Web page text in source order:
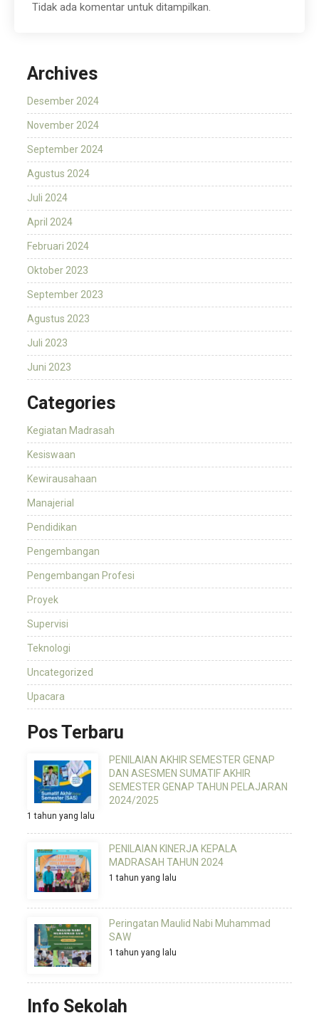
Tidak ada komentar untuk ditampilkan.
Archives
Desember 2024
November 2024
September 2024
Agustus 2024
Juli 2024
April 2024
Februari 2024
Oktober 2023
September 2023
Agustus 2023
Juli 2023
Juni 2023
Categories
Kegiatan Madrasah
Kesiswaan
Kewirausahaan
Manajerial
Pendidikan
Pengembangan
Pengembangan Profesi
Proyek
Supervisi
Teknologi
Uncategorized
Upacara
Pos Terbaru
PENILAIAN AKHIR SEMESTER GENAP
DAN ASESMEN SUMATIF AKHIR
SEMESTER GENAP TAHUN PELAJARAN
2024/2025
1 tahun yang lalu
PENILAIAN KINERJA KEPALA
MADRASAH TAHUN 2024
1 tahun yang lalu
Peringatan Maulid Nabi Muhammad
SAW
1 tahun yang lalu
Info Sekolah